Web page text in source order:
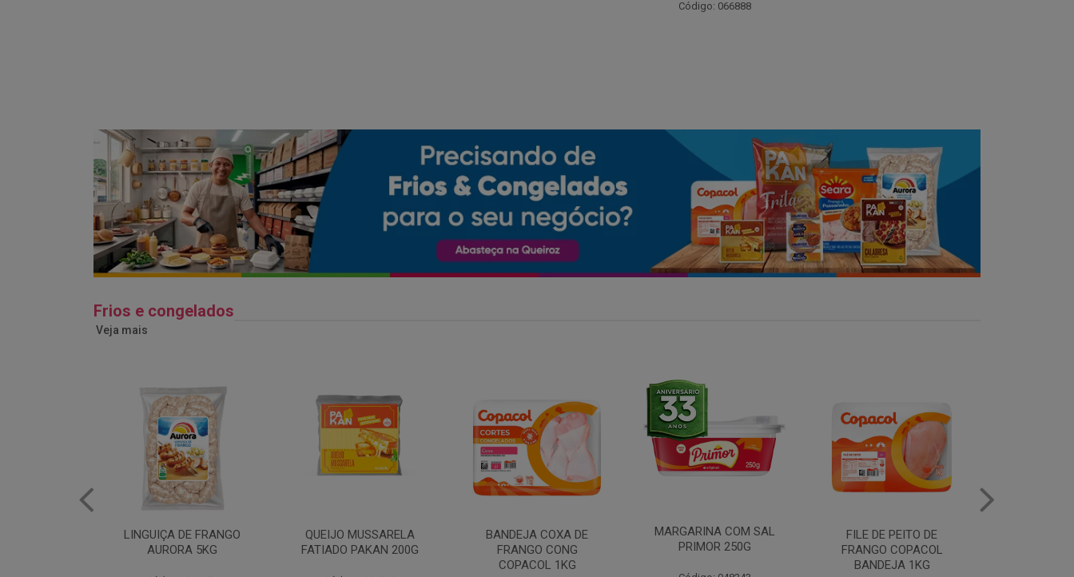
Código: 066888
Frios e congelados
Veja mais
QUEIJO MUSSARELA
FATIADO PAKAN 200G
BANDEJA COXA DE
FRANGO CONG
MARGARINA COM SAL
PRIMOR 250G
FILE DE PEITO DE
FRANGO COPACOL
MANTEIGA COM SAL
PIRACANJUBA 500G